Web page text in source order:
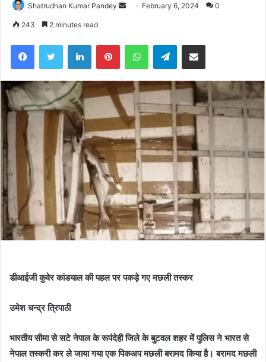
Shatrudhan Kumar Pandey
Send February 6, 2024 0
243 2 minutes read
FacebookTwitter LinkedInPinterestWhatsAppTelegramShare via Email
डीआईजी कुवेर कांडयाल की पहल पर पकड़े गए मछली तस्कर
उमेश चन्द्र त्रिपाठी
भारतीय सीमा से सटे नेपाल के रूपंदेही जिले के बुटवल शहर में पुलिस ने भारत से
नेपाल तस्करी कर ले जाया गया एक पिकअप मछली बरामद किया है। बरामद मछली